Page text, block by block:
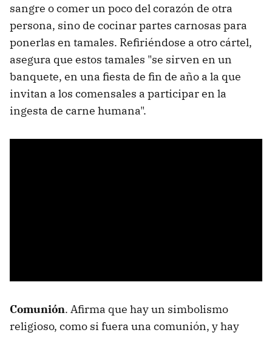
sangre o comer un poco del corazón de otra
persona, sino de cocinar partes carnosas para
ponerlas en tamales. Refiriéndose a otro cártel,
asegura que estos tamales "se sirven en un
banquete, en una fiesta de fin de año a la que
invitan a los comensales a participar en la
ingesta de carne humana".
Comunión. Afirma que hay un simbolismo
religioso, como si fuera una comunión, y hay